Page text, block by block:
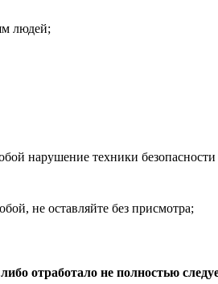
людей;
нарушение техники безопасности
не оставляйте без присмотра;
отработало не полностью